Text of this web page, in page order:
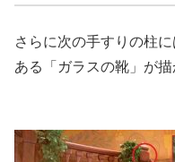
さらに次の手すりの柱
ある「ガラスの靴」が描